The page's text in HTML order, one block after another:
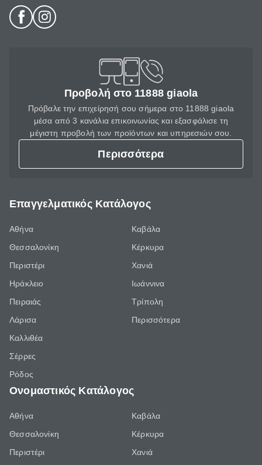
Προβολή στο 11888 giaola
Πρόβαλε την επιχείρησή σου σήμερα στο 11888 giaola
μέσα από 3 κανάλια επικοινωνίας και εξασφάλισε τη
μέγιστη προβολή των προϊόντων και υπηρεσιών σου.
Περισσότερα
Επαγγελματικός Κατάλογος
Αθήνα
Θεσσαλονίκη
Περιστέρι
Ηράκλειο
Πειραιάς
Λάρισα
Καλλιθέα
Σέρρες
Ρόδος
Καβάλα
Κέρκυρα
Χανιά
Ιωάννινα
Τρίπολη
Περισσότερα
Ονομαστικός Κατάλογος
Αθήνα
Θεσσαλονίκη
Περιστέρι
Καβάλα
Κέρκυρα
Χανιά